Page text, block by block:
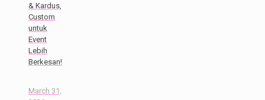
& Kardus,
Custom
untuk
Event
Lebih
Berkesan!
March 31,